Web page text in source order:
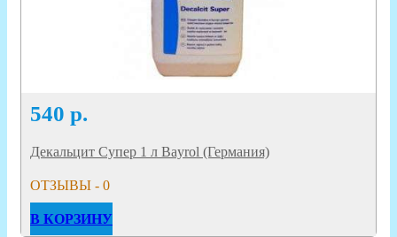
540 р.
Декальцит Супер 1 л Bayrol (Германия)
ОТЗЫВЫ - 0
В КОРЗИНУ